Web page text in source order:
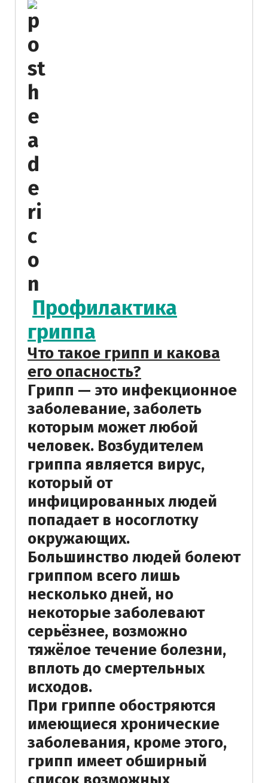
Профилактика
гриппа
Что такое грипп и какова
его опасность?
Грипп — это инфекционное
заболевание, заболеть
которым может любой
человек. Возбудителем
гриппа является вирус,
который от
инфицированных людей
попадает в носоглотку
окружающих.
Большинство людей болеют
гриппом всего лишь
несколько дней, но
некоторые заболевают
серьёзнее, возможно
тяжёлое течение болезни,
вплоть до смертельных
исходов.
При гриппе обостряются
имеющиеся хронические
заболевания, кроме этого,
грипп имеет обширный